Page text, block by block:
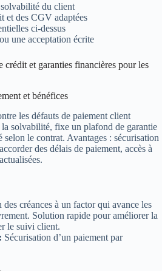
du client
et des CGV adaptées
ci-dessus
une acceptation écrite
crédit et garanties financières pour les
et bénéfices
les défauts de paiement client
la solvabilité, fixe un plafond de garantie
selon le contrat. Avantages : sécurisation
des délais de paiement, accès à
des créances à un factor qui avance les
Solution rapide pour améliorer la
le suivi client.
Sécurisation d’un paiement par